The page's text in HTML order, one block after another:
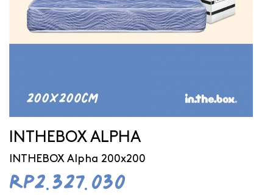
INTHEBOX ALPHA
INTHEBOX Alpha 200x200
Rp2.327.030